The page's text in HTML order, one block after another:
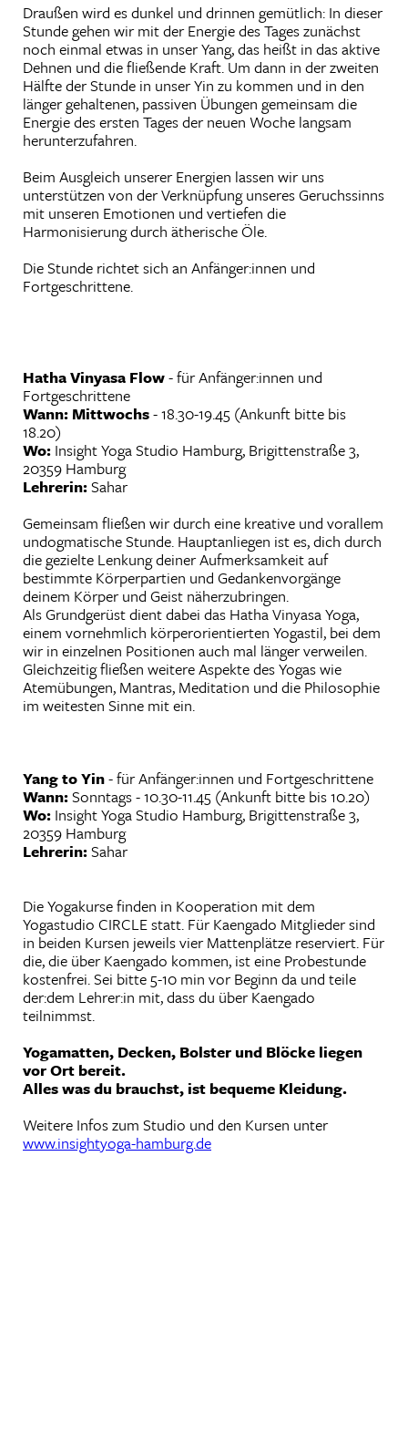
Draußen wird es dunkel und drinnen gemütlich: In dieser
Stunde gehen wir mit der Energie des Tages zunächst
noch einmal etwas in unser Yang, das heißt in das aktive
Dehnen und die fließende Kraft. Um dann in der zweiten
Hälfte der Stunde in unser Yin zu kommen und in den
länger gehaltenen, passiven Übungen gemeinsam die
Energie des ersten Tages der neuen Woche langsam
herunterzufahren.
Beim Ausgleich unserer Energien lassen wir uns
unterstützen von der Verknüpfung unseres Geruchssinns
mit unseren Emotionen und vertiefen die
Harmonisierung durch ätherische Öle.
Die Stunde richtet sich an Anfänger:innen und
Fortgeschrittene.
Hatha Vinyasa Flow- für Anfänger:innen und
Fortgeschrittene
Wann: Mittwochs- 18.30-19.45 (Ankunft bitte bis
18.20)
Wo: Insight Yoga Studio Hamburg, Brigittenstraße 3,
20359 Hamburg
Lehrerin:Sahar
‍Gemeinsam fließen wir durch eine kreative und vorallem
undogmatische Stunde. Hauptanliegen ist es, dich durch
die gezielte Lenkung deiner Aufmerksamkeit auf
bestimmte Körperpartien und Gedankenvorgänge
deinem Körper und Geist näherzubringen.
Als Grundgerüst dient dabei das Hatha Vinyasa Yoga,
einem vornehmlich körperorientierten Yogastil, bei dem
wir in einzelnen Positionen auch mal länger verweilen.
Gleichzeitig fließen weitere Aspekte des Yogas wie
Atemübungen, Mantras, Meditation und die Philosophie
im weitesten Sinne mit ein .
Yang to Yin- für Anfänger:innen und Fortgeschrittene
Wann:Sonntags - 10.30-11.45 (Ankunft bitte bis 10.20)
Wo: Insight Yoga Studio Hamburg, Brigittenstraße 3,
20359 Hamburg
Lehrerin:Sahar
Die Yogakurse finden in Kooperation mit dem
Yogastudio CIRCLE statt. Für Kaengado Mitglieder sind
in beiden Kursen jeweils vier Mattenplätze reserviert. Für
die, die über Kaengado kommen, ist eine Probestunde
kostenfrei. Sei bitte 5-10 min vor Beginn da und teile
der:dem Lehrer:in mit, dass du über Kaengado
teilnimmst.
Yogamatten, Decken, Bolster und Blöcke liegen
vor Ort bereit.
Alles was du brauchst, ist bequeme Kleidung.
Weitere Infos zum Studio und den Kursen unter
www.insightyoga-hamburg.de